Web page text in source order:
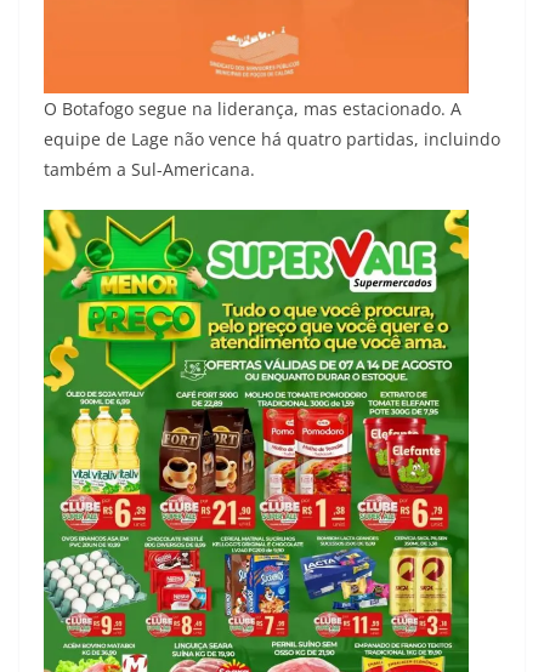
O Botafogo segue na liderança, mas estacionado. A
equipe de Lage não vence há quatro partidas, incluindo
também a Sul-Americana.